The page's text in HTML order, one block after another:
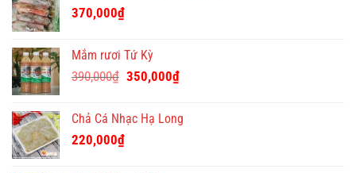
370,000₫
Mắm rươi Tứ Kỳ
390,000₫ Giá
390,000₫.
350,000₫Giá
là:
Chả Cá Nhạc Hạ Long
220,000₫